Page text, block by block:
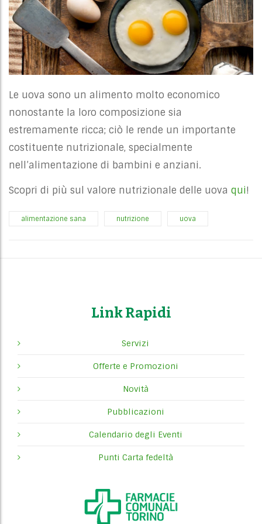
Le uova sono un alimento molto economico
nonostante la loro composizione sia
estremamente ricca; ciò le rende un importante
costituente nutrizionale, specialmente
nell’alimentazione di bambini e anziani.
Scopri di più sul valore nutrizionale delle uova qui!
alimentazione sana nutrizione uova
Link Rapidi
Servizi
Offerte e Promozioni
Novità
Pubblicazioni
Calendario degli Eventi
Punti Carta fedeltà